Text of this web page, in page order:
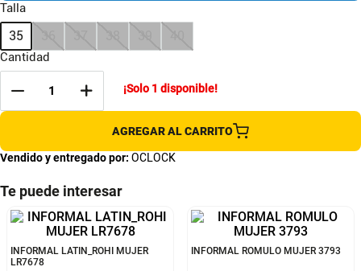
Talla
35
Cantidad
¡Solo 1 disponible!
AGREGAR AL CARRITO
Vendido y entregado por: OCLOCK
Te puede interesar